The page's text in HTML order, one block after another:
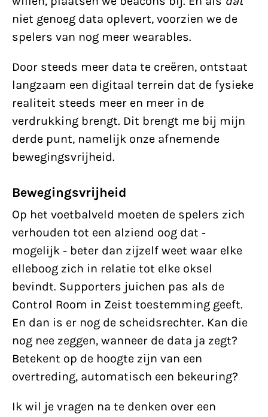
niet genoeg data oplevert, voorzien we de
spelers van nog meer wearables.
Door steeds meer data te creëren, ontstaat
langzaam een digitaal terrein dat de fysieke
realiteit steeds meer en meer in de
verdrukking brengt. Dit brengt me bij mijn
derde punt, namelijk onze afnemende
bewegingsvrijheid.
Bewegingsvrijheid
Op het voetbalveld moeten de spelers zich
verhouden tot een alziend oog dat -
mogelijk - beter dan zijzelf weet waar elke
elleboog zich in relatie tot elke oksel
bevindt. Supporters juichen pas als de
Control Room in Zeist toestemming geeft.
En dan is er nog de scheidsrechter. Kan die
nog nee zeggen, wanneer de data ja zegt?
Betekent op de hoogte zijn van een
overtreding, automatisch een bekeuring?
Ik wil je vragen na te denken over een